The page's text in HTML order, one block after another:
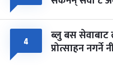
४ ब्लु बस
प्रोत्साहन नगर्ने